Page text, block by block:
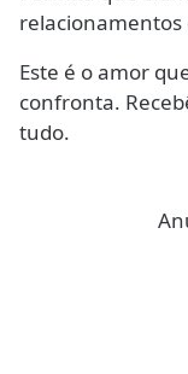
relacionamentos
Este é o amor
confronta.
tudo.